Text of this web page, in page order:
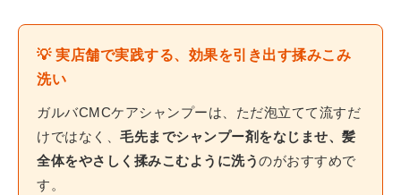
💡 実店舗で実践する、効果を引き出す揉みこみ
洗い
ガルバCMCケアシャンプーは、ただ泡立てて流すだ
けではなく、 毛先までシャンプー剤をなじませ、髪
全体をやさしく揉みこむように洗うのがおすすめで
す。